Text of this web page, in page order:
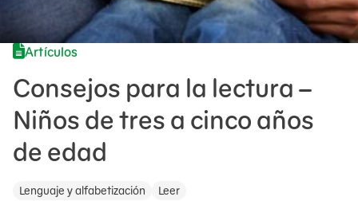
Artículos
Consejos para la lectura –
Niños de tres a cinco años
de edad
Lenguaje y alfabetización Leer